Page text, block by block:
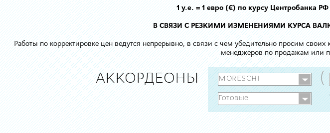
1 у.е. = 1 евро (€) по курсу Центробанка
В СВЯЗИ С РЕЗКИМИ ИЗМЕНЕНИЯМИ КУРСА
Работы по корректировке цен ведутся непрерывно, в связи с чем убедительно просим
менеджеров по продажам или
АККОРДЕОНЫ (